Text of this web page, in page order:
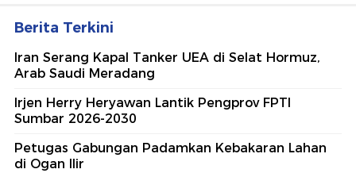
Berita Terkini
Iran Serang Kapal Tanker UEA di Selat Hormuz,
Arab Saudi Meradang
Irjen Herry Heryawan Lantik Pengprov FPTI
Sumbar 2026-2030
Petugas Gabungan Padamkan Kebakaran Lahan
di Ogan Ilir